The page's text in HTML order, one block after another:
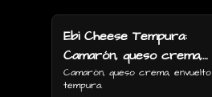
Ebi Cheese Tempura:
Camarón, queso crema,
envuelto tempura.
Camarón, queso crema, envuelto
tempura.